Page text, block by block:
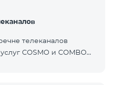
В настоящее время
услуг неизвестны.
ситуации.
телеканалов
COSMO и COMBO